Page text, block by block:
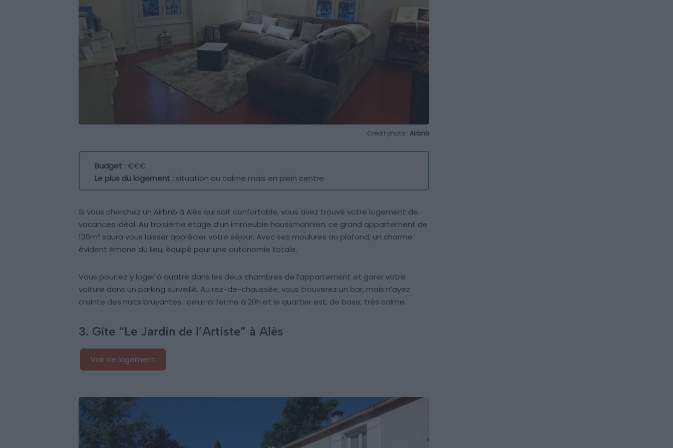
Crédit photo : Airbnb
Budget :€€€
Le plus du logement : situation au calme mais en plein centre
Si vous cherchez un Airbnb à Alès qui soit confortable, vous avez trouvé votre logement de
vacances idéal. Au troisième étage d’un immeuble haussmannien, ce grand appartement de
130m² saura vous laisser apprécier votre séjour. Avec ses moulures au plafond, un charme
évident émane du lieu, équipé pour une autonomie totale.
Vous pourrez y loger à quatre dans les deux chambres de l’appartement et garer votre
voiture dans un parking surveillé. Au rez-de-chaussée, vous trouverez un bar, mais n’ayez
crainte des nuits bruyantes : celui-ci ferme à 20h et le quartier est, de base, très calme.
3. Gîte “Le Jardin de l’Artiste” à Alès
Voir ce logement